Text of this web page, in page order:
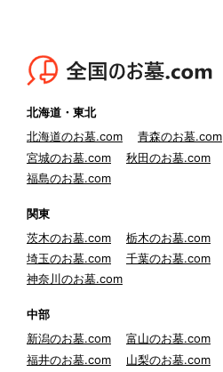
北海道・東北
北海道のお墓.com
青森のお墓.com
宮城のお墓.com
秋田のお墓.com
福島のお墓.com
関東
茨木のお墓.com
栃木のお墓.com
埼玉のお墓.com
千葉のお墓.com
神奈川のお墓.com
中部
新潟のお墓.com
富山のお墓.com
福井のお墓.com
山梨のお墓.com